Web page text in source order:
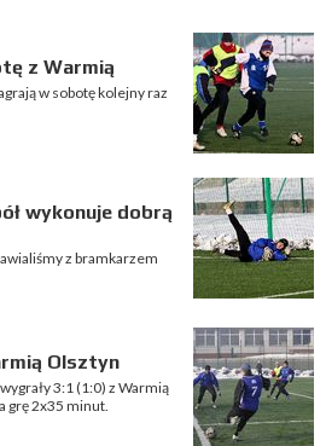
z Warmią
w sobotę kolejny raz
wykonuje dobrą
z bramkarzem
Olsztyn
3:1 (1:0) z Warmią
grę 2x35 minut.